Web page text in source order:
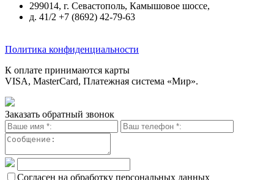
299014, г. Севастополь, Камышовое шоссе,
д. 41/2 +7 (8692) 42-79-63
Политика конфиденциальности
К оплате принимаются карты
VISA, MasterCard, Платежная система «Мир».
Заказать обратный звонок
Согласен на обработку персональных данных